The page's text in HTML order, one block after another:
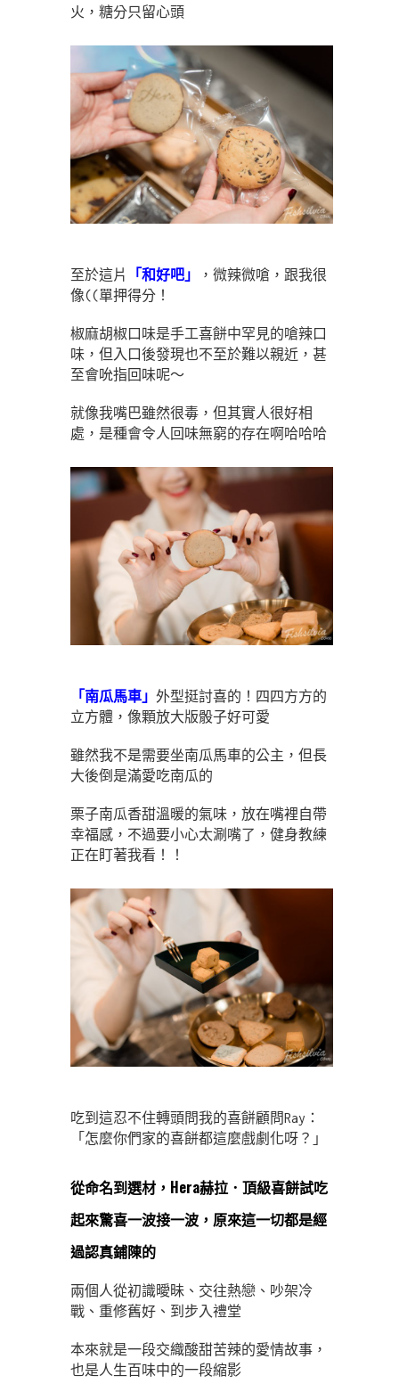
火，糖分只留心頭
至於這片 「和好吧」
，微辣微嗆，跟我很
像((單押得分！
椒麻胡椒口味是手工喜餅中罕見的嗆辣口
味，但入口後發現也不至於難以親近，甚
至會吮指回味呢～
就像我嘴巴雖然很毒，但其實人很好相
處，是種會令人回味無窮的存在啊哈哈哈
「南瓜馬車」 外型挺討喜的！四四方方的
立方體，像顆放大版骰子好可愛
雖然我不是需要坐南瓜馬車的公主，但長
大後倒是滿愛吃南瓜的
栗子南瓜香甜溫暖的氣味，放在嘴裡自帶
幸福感，不過要小心太涮嘴了，健身教練
正在盯著我看！！
吃到這忍不住轉頭問我的喜餅顧問Ray：
「怎麼你們家的喜餅都這麼戲劇化呀？」
從命名到選材，Hera赫拉．頂級喜餅試吃
起來驚喜一波接一波，原來這一切都是經
過認真鋪陳的
兩個人從初識曖昧、交往熱戀、吵架冷
戰、重修舊好、到步入禮堂
本來就是一段交織酸甜苦辣的愛情故事，
也是人生百味中的一段縮影